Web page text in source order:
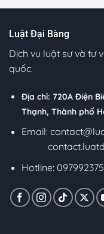
Luật Đại Bàng
Dịch vụ luật sư và tư
quốc.
Địa chỉ: 720A Điện
Thạnh, Thành phố
Email:
Hotline: